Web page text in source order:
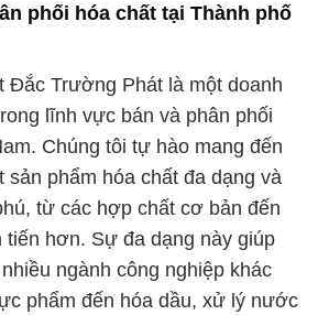
phối hóa chất tại Thành phố
Đắc Trường Phát là một doanh
lĩnh vực bán và phân phối
Chúng tôi tự hào mang đến
phẩm hóa chất đa dạng và
từ các hợp chất cơ bản đến
tiến hơn. Sự đa dạng này giúp
ngành công nghiệp khác
phẩm đến hóa dầu, xử lý nước